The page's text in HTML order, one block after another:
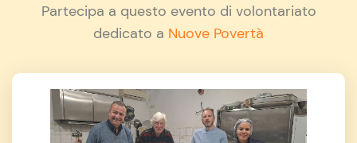
Partecipa a questo evento di volontariato
dedicato a Nuove Povertà